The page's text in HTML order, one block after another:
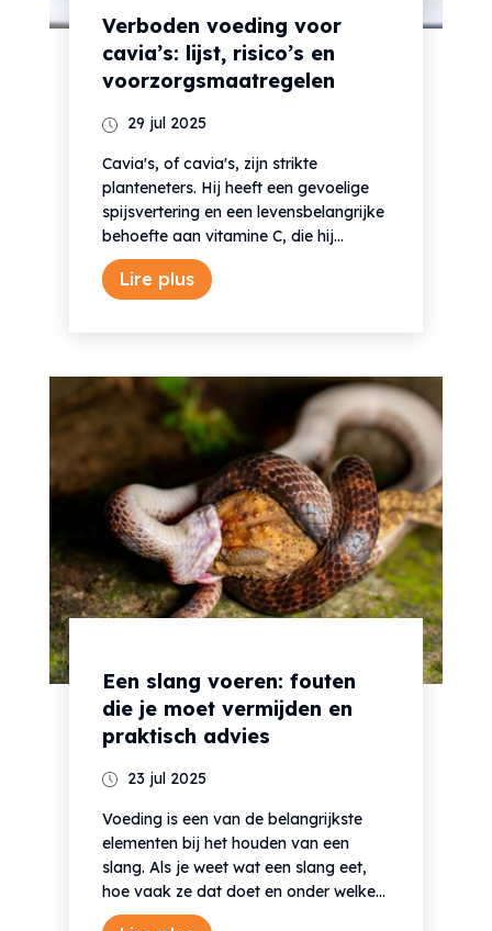
Verboden voeding voor
cavia’s: lijst, risico’s en
voorzorgsmaatregelen
29 jul 2025
Cavia's, of cavia's, zijn strikte
planteneters. Hij heeft een gevoelige
spijsvertering en een levensbelangrijke
behoefte aan vitamine C, die hij...
Lire plus
Een slang voeren: fouten
die je moet vermijden en
praktisch advies
23 jul 2025
Voeding is een van de belangrijkste
elementen bij het houden van een
slang. Als je weet wat een slang eet,
hoe vaak ze dat doet en onder welke...